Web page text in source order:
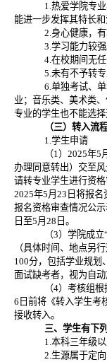
1.热爱学院专
能进一步发挥其特长和
2.身心健康，有
3.学习能力较强
4.在校期间无任
5.未有不予转专
6.单独考试、
业；音乐类、美术类
专业的学生也不能选择
（三）转入流
1.学生申请
（1）2025年
办理同意转出）交至
请转专业学生进行资
2025年5月23日将报
报名资格审查情况公
日至5月28日。
（3）学院成
（具体时间、地点另
100分，包括学业规划
面试缺考者，视为自动
（4）考核组
6日前将《转入学生考
接收转入。
三、学生有下
1.本科三年级
2.生源属于定